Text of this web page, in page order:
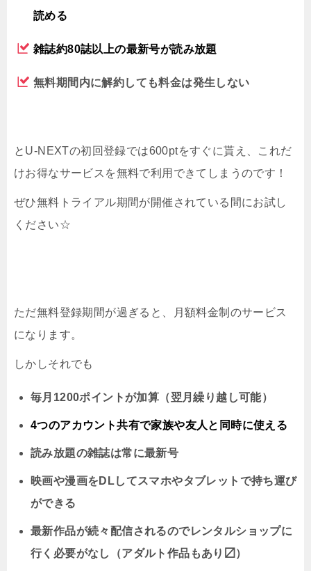
読める
雑誌約80誌以上の最新号が読み放題
無料期間内に解約しても料金は発生しない
とU-NEXTの初回登録では600ptをすぐに貰え、これだ
けお得なサービスを無料で利用できてしまうのです！
ぜひ無料トライアル期間が開催されている間にお試し
ください☆
ただ無料登録期間が過ぎると、月額料金制のサービス
になります。
しかしそれでも
毎月1200ポイントが加算（翌月繰り越し可能）
4つのアカウント共有で家族や友人と同時に使える
読み放題の雑誌は常に最新号
映画や漫画をDLしてスマホやタブレットで持ち運び
ができる
最新作品が続々配信されるのでレンタルショップに
行く必要がなし（アダルト作品もあり〼）